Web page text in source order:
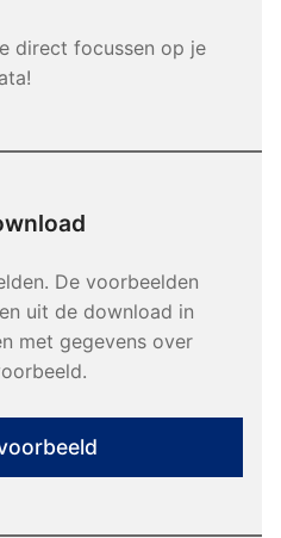
direct focussen op je
De voorbeelden
uit de download in
met gegevens over